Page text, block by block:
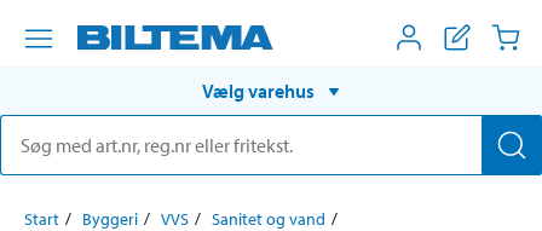
Vælg varehus
Start Byggeri VVS
Sanitet og vand